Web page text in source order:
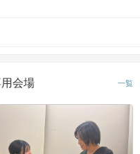
会場 一覧